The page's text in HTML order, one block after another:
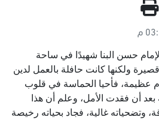
حسن البنا شهيدًا في ساحة
قصيرة ولكنها كانت حافلة بالعمل لدين
عظيمة، فأحيا الحماسة في قلوب
بعد أن فقدت الأمل، وعلم أن هذا
وتضحياته غالية، فجاد بحياته رخيصة